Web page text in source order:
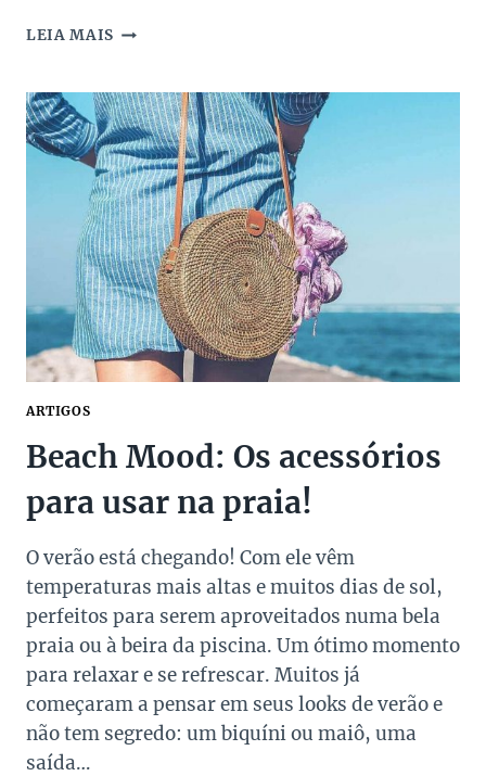
LEIA MAIS 5
FAMOSAS
NO
CARNAVAL
PARA
SE
INSPIRAR!
ARTIGOS
Beach Mood: Os acessórios
para usar na praia!
O verão está chegando! Com ele vêm
temperaturas mais altas e muitos dias de sol,
perfeitos para serem aproveitados numa bela
praia ou à beira da piscina. Um ótimo momento
para relaxar e se refrescar. Muitos já
começaram a pensar em seus looks de verão e
não tem segredo: um biquíni ou maiô, uma
saída…